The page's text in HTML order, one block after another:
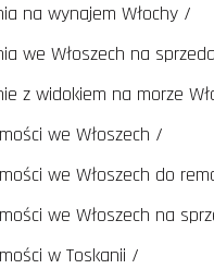
na wynajem Włochy
we Włoszech na
z widokiem na morze
we Włoszech
we Włoszech do
we Włoszech na
w Toskanii